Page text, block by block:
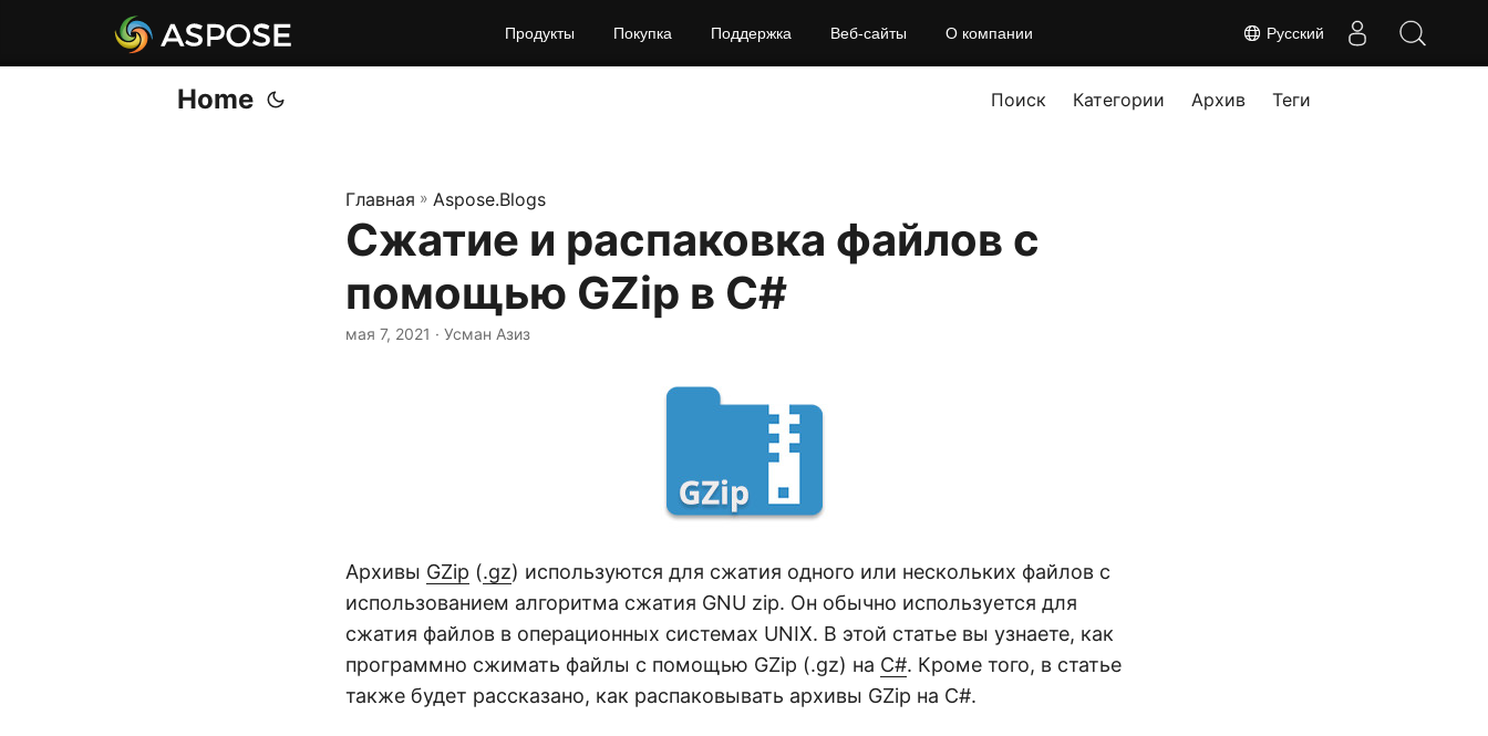
Русский
Продукты Покупка Поддержка Веб‑сайты О компании
Home Поиск Категории Архив Теги
Главная » Aspose.Blogs
Сжатие и распаковка файлов с
помощью GZip в C#
мая 7, 2021 · Усман Азиз
Архивы GZip (.gz) используются для сжатия одного или нескольких файлов с
использованием алгоритма сжатия GNU zip. Он обычно используется для
сжатия файлов в операционных системах UNIX. В этой статье вы узнаете, как
программно сжимать файлы с помощью GZip (.gz) на C#. Кроме того, в статье
также будет рассказано, как распаковывать архивы GZip на C#.